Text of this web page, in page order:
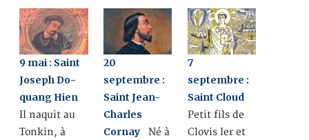
9 mai : Saint
Joseph Do-
quang Hien
Il naquit au
Tonkin, à
20
septembre :
Saint Jean-
Charles
Cornay Né à
7
septembre :
Saint Cloud
Petit fils de
Clovis Ier et